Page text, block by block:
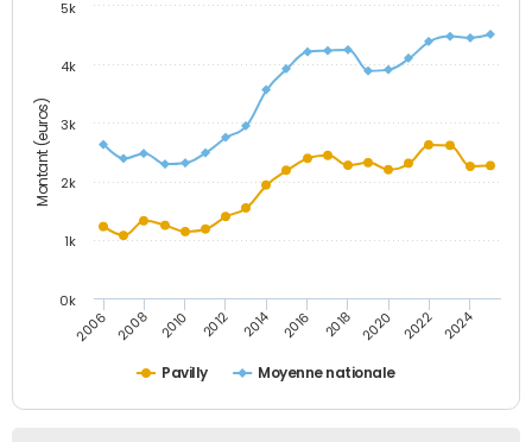
Montant (euros)
Pavilly Moyenne nationale
2006 2008 2010 2012 2014 2016 2018 2020 2022 2024
0k
1k
2k
3k
4k
5k